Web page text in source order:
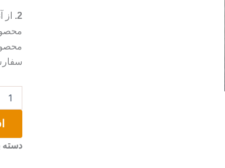
2.
ماهی
جذاب
رزینی
طرح
ستاره
دسته